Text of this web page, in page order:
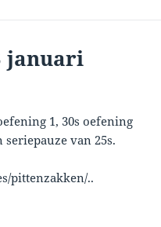
januari
1, 30s oefening
seriepauze van 25s.
pittenzakken/..